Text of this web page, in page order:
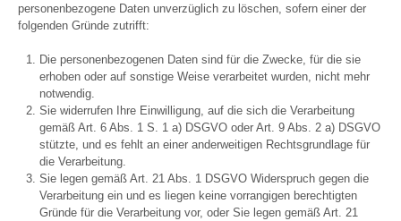
personenbezogene Daten unverzüglich zu löschen, sofern einer der
folgenden Gründe zutrifft:
Die personenbezogenen Daten sind für die Zwecke, für die sie
erhoben oder auf sonstige Weise verarbeitet wurden, nicht mehr
notwendig.
Sie widerrufen Ihre Einwilligung, auf die sich die Verarbeitung
gemäß Art. 6 Abs. 1 S. 1 a) DSGVO oder Art. 9 Abs. 2 a) DSGVO
stützte, und es fehlt an einer anderweitigen Rechtsgrundlage für
die Verarbeitung.
Sie legen gemäß Art. 21 Abs. 1 DSGVO Widerspruch gegen die
Verarbeitung ein und es liegen keine vorrangigen berechtigten
Gründe für die Verarbeitung vor, oder Sie legen gemäß Art. 21